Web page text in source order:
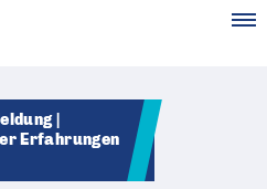
|
Erfahrungen